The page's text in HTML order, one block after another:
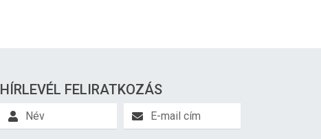
HÍRLEVÉL FELIRATKOZÁS